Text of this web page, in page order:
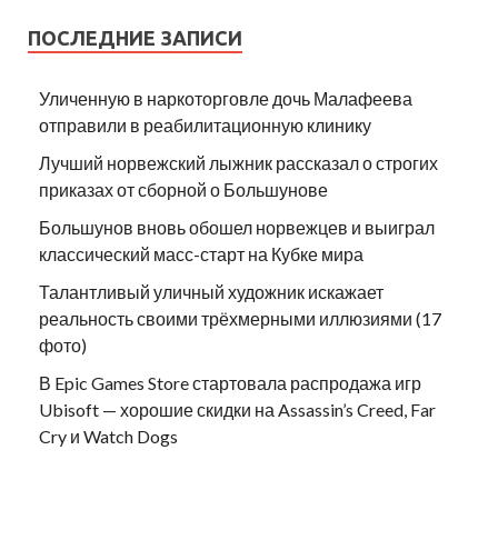
ПОСЛЕДНИЕ ЗАПИСИ
Уличенную в наркоторговле дочь Малафеева
отправили в реабилитационную клинику
Лучший норвежский лыжник рассказал о строгих
приказах от сборной о Большунове
Большунов вновь обошел норвежцев и выиграл
классический масс-старт на Кубке мира
Талантливый уличный художник искажает
реальность своими трёхмерными иллюзиями (17
фото)
В Epic Games Store стартовала распродажа игр
Ubisoft — хорошие скидки на Assassin’s Creed, Far
Cry и Watch Dogs